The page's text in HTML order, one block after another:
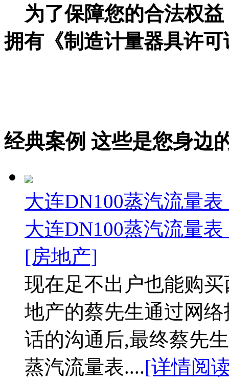
为了保障您的合法权益
拥有《制造计量器具许
经典案例 这些是您身边
大连DN100蒸汽流量
大连DN100蒸汽流量
[房地产]
现在足不出户也能购
地产的蔡先生通过网
话的沟通后,最终蔡先
蒸汽流量表....[详情阅